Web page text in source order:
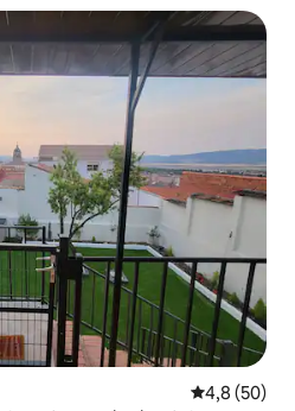
Gemiddelde
4,8 (50)